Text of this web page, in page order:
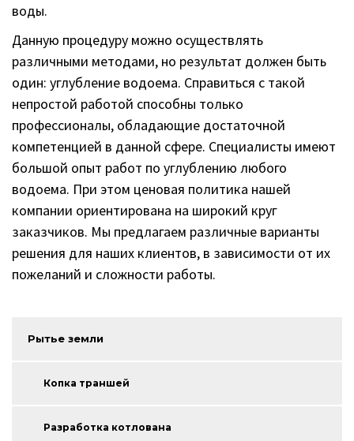
воды.
Данную процедуру можно осуществлять
различными методами, но результат должен быть
один: углубление водоема. Справиться с такой
непростой работой способны только
профессионалы, обладающие достаточной
компетенцией в данной сфере. Специалисты имеют
большой опыт работ по углублению любого
водоема. При этом ценовая политика нашей
компании ориентирована на широкий круг
заказчиков. Мы предлагаем различные варианты
решения для наших клиентов, в зависимости от их
пожеланий и сложности работы.
Рытье земли
Копка траншей
Разработка котлована